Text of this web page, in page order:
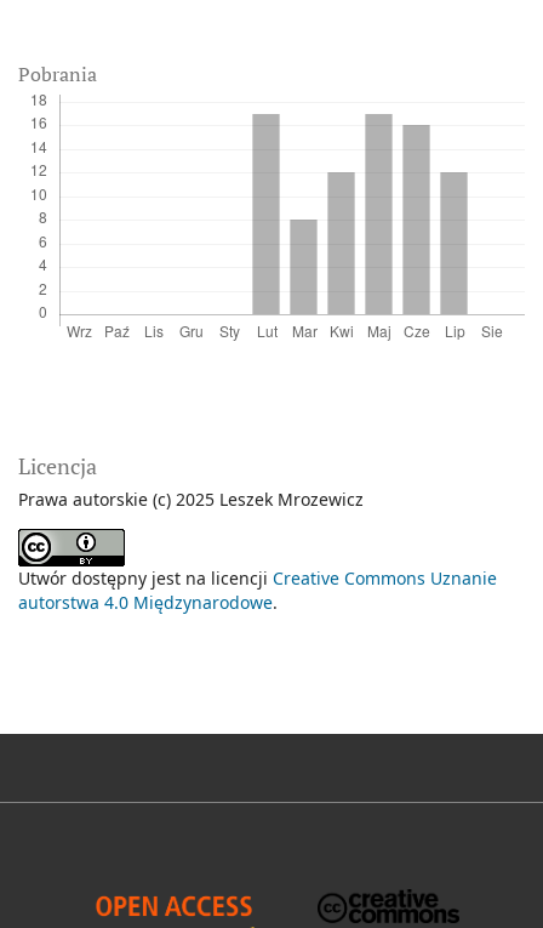
Pobrania
Licencja
Prawa autorskie (c) 2025 Leszek Mrozewicz
Utwór dostępny jest na licencji Creative Commons Uznanie
autorstwa 4.0 Międzynarodowe.